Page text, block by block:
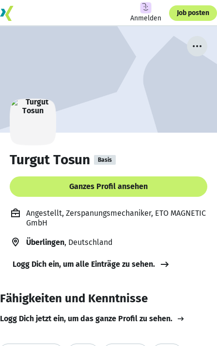
Anmelden
Job posten
Turgut Tosun Basis
Ganzes Profil ansehen
Angestellt, Zerspanungsmechaniker, ETO MAGNETIC
GmbH
Überlingen, Deutschland
Logg Dich ein, um alle Einträge zu sehen.
Fähigkeiten und Kenntnisse
Logg Dich jetzt ein, um das ganze Profil zu sehen.